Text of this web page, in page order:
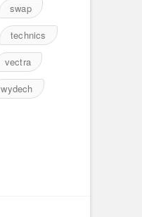
swap
technics
vectra
wydech